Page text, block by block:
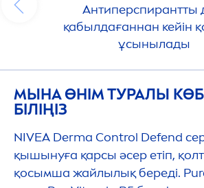
Антиперспирантты
қабылдағаннан кейін
ұсынылады
МЫНА ӨНІМ ТУРАЛЫ
БІЛІҢІЗ
NIVEA Derma Control Defend
қышынуға қарсы әсер етіп,
қосымша жайлылық береді.